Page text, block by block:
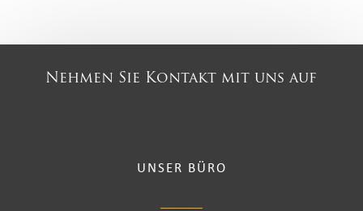
Nehmen Sie Kontakt mit uns auf
UNSER BÜRO